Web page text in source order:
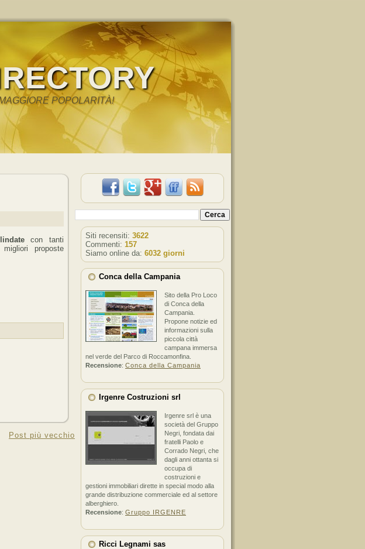
POPOLARITÀ!
con tanti
proposte
Post più vecchio
Siti recensiti: 3622
Commenti: 157
Siamo online da: 6032 giorni
Conca della Campania
Sito della Pro Loco
di Conca della
Campania.
Propone notizie ed
informazioni sulla
piccola città
campana immersa
nel verde del Parco di Roccamonfina.
Recensione: Conca della Campania
Irgenre Costruzioni srl
Irgenre srl è una
società del Gruppo
Negri, fondata dai
fratelli Paolo e
Corrado Negri, che
dagli anni ottanta si
occupa di
costruzioni e
gestioni immobiliari dirette in special modo alla
grande distribuzione commerciale ed al settore
alberghiero.
Recensione: Gruppo IRGENRE
Ricci Legnami sas